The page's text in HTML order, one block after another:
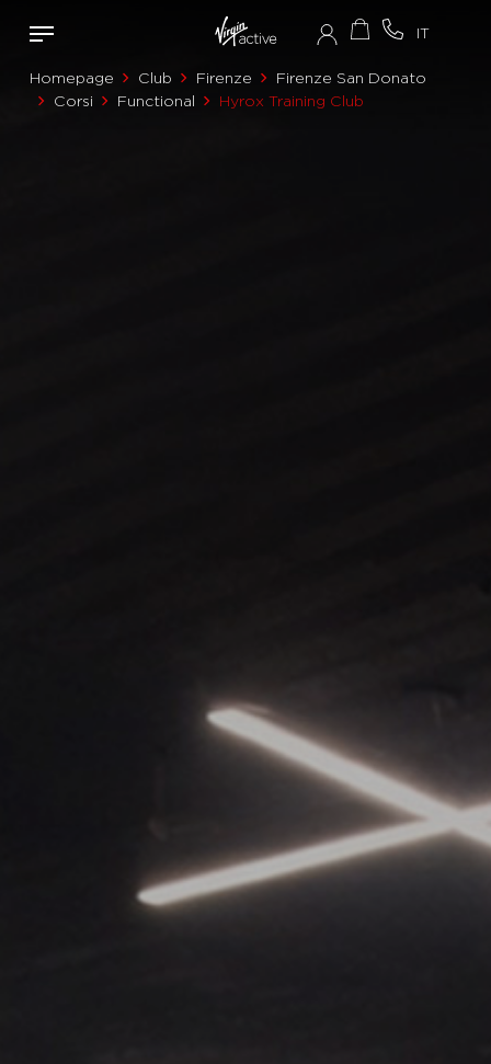
Homepage Club Firenze
Firenze San Donato
Corsi
Functional Hyrox Training Club